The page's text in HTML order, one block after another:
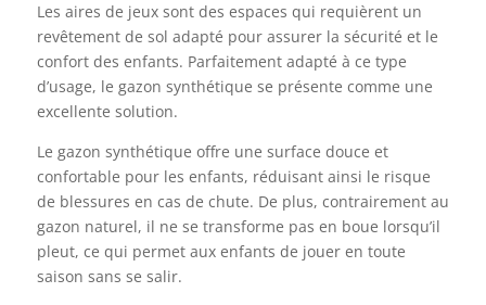
Les aires de jeux sont des espaces qui requièrent un
revêtement de sol adapté pour assurer la sécurité et le
confort des enfants. Parfaitement adapté à ce type
d’usage, le gazon synthétique se présente comme une
excellente solution.
Le gazon synthétique offre une surface douce et
confortable pour les enfants, réduisant ainsi le risque
de blessures en cas de chute. De plus, contrairement au
gazon naturel, il ne se transforme pas en boue lorsqu’il
pleut, ce qui permet aux enfants de jouer en toute
saison sans se salir.